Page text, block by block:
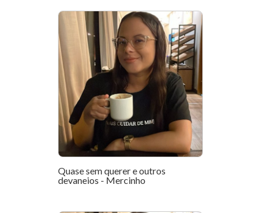
Quase sem querer e outros
devaneios - Mercinho